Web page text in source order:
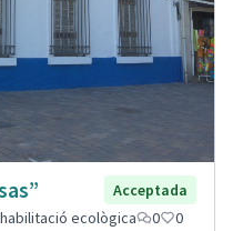
Acceptada
ecològica 0 0